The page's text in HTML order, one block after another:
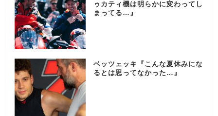
ゥカティ機は明らかに変わってし
まってる…』
ベッツェッキ『こんな夏休みにな
るとは思ってなかった…』